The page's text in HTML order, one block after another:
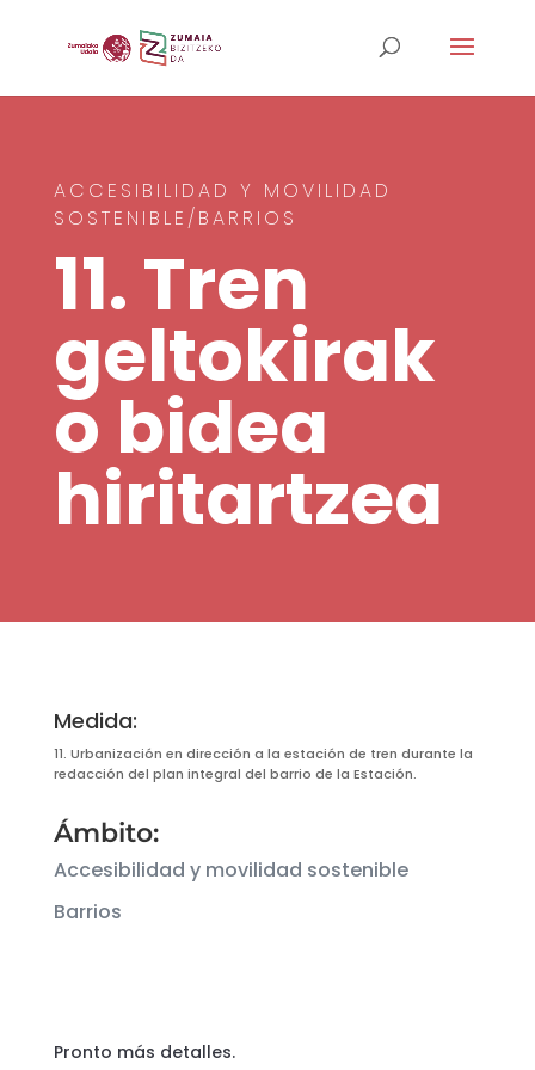
ACCESIBILIDAD Y MOVILIDAD
SOSTENIBLE/BARRIOS
11. Tren
geltokirak
o bidea
hiritartzea
Medida:
11. Urbanización en dirección a la estación de tren durante la
redacción del plan integral del barrio de la Estación.
Ámbito:
Accesibilidad y movilidad sostenible
Barrios
Pronto más detalles.